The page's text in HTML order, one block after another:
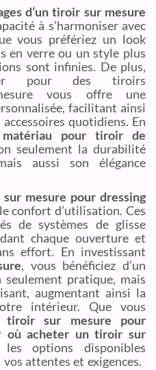
d’un tiroir sur mesure
à s’harmoniser avec
vous préfériez un look
en verre ou un style plus
sont infinies. De plus,
pour des tiroirs
vous offre une
facilitant ainsi
quotidiens. En
pour tiroir de
seulement la durabilité
aussi son élégance
mesure pour dressing
confort d’utilisation. Ces
de systèmes de glisse
chaque ouverture et
effort. En investissant
, vous bénéficiez d’un
seulement pratique, mais
augmentant ainsi la
intérieur. Que vous
tiroir sur mesure pour
où acheter un tiroir sur
options disponibles
attentes et exigences.